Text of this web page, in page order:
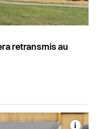
retransmis au